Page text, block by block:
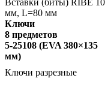
мм, L=80 мм
Ключи
8 предметов
5-25108 (EVA 380×135
мм)
Ключи разрезные